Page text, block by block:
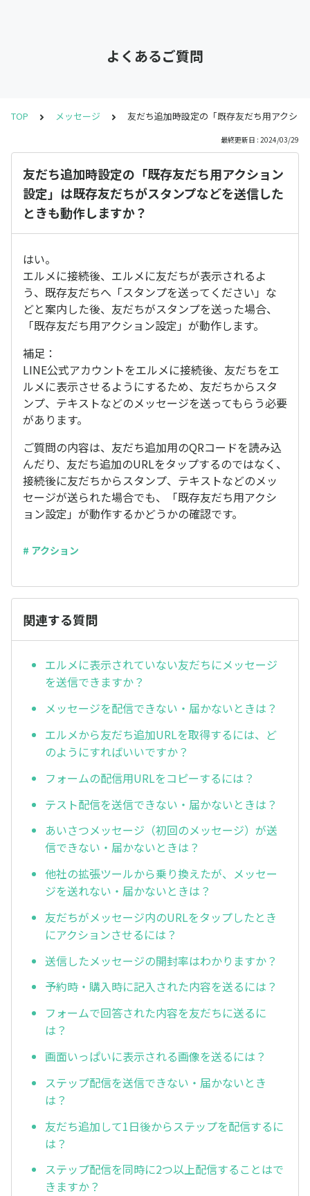
よくあるご質問
TOP メッセージ 友だち追加時設定の「既存友だち用アクシ
最終更新日 : 2024/03/29
友だち追加時設定の「既存友だち用アクション
設定」は既存友だちがスタンプなどを送信した
ときも動作しますか？
はい。
エルメに接続後、エルメに友だちが表示されるよ
う、既存友だちへ「スタンプを送ってください」な
どと案内した後、友だちがスタンプを送った場合、
「既存友だち用アクション設定」が動作します。
補足：
LINE公式アカウントをエルメに接続後、友だちをエ
ルメに表示させるようにするため、友だちからスタ
ンプ、テキストなどのメッセージを送ってもらう必要
があります。
ご質問の内容は、友だち追加用のQRコードを読み込
んだり、友だち追加のURLをタップするのではなく、
接続後に友だちからスタンプ、テキストなどのメッ
セージが送られた場合でも、「既存友だち用アクシ
ョン設定」が動作するかどうかの確認です。
# アクション
関連する質問
エルメに表示されていない友だちにメッセージ
を送信できますか？
メッセージを配信できない・届かないときは？
エルメから友だち追加URLを取得するには、ど
のようにすればいいですか？
フォームの配信用URLをコピーするには？
テスト配信を送信できない・届かないときは？
あいさつメッセージ（初回のメッセージ）が送
信できない・届かないときは？
他社の拡張ツールから乗り換えたが、メッセー
ジを送れない・届かないときは？
友だちがメッセージ内のURLをタップしたとき
にアクションさせるには？
送信したメッセージの開封率はわかりますか？
予約時・購入時に記入された内容を送るには？
フォームで回答された内容を友だちに送るに
は？
画面いっぱいに表示される画像を送るには？
ステップ配信を送信できない・届かないとき
は？
友だち追加して1日後からステップを配信するに
は？
ステップ配信を同時に2つ以上配信することはで
きますか？